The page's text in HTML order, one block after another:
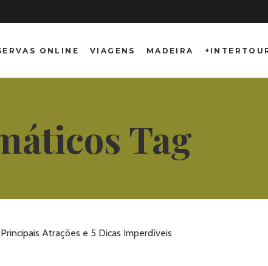
ONLINE VIAGENS MADEIRA
Tag